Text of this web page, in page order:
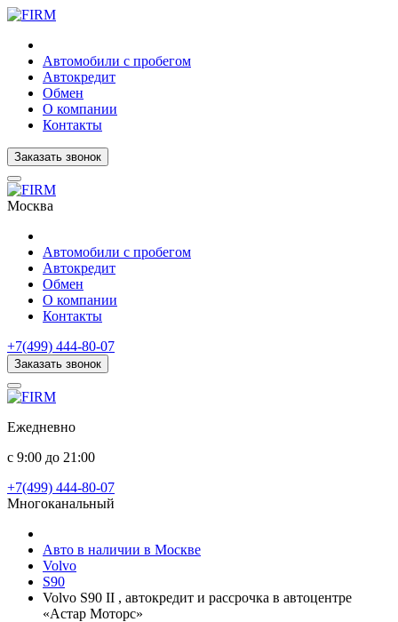
Автомобили с пробегом
Автокредит
Обмен
О компании
Контакты
Заказать звонок
Москва
Автомобили с пробегом
Автокредит
Обмен
О компании
Контакты
+7(499) 444-80-07
Заказать звонок
Ежедневно
с 9:00 до 21:00
+7(499) 444-80-07
Многоканальный
Авто в наличии в Москве
Volvo
S90
Volvo S90 II , автокредит и рассрочка в автоцентре
«Астар Моторс»